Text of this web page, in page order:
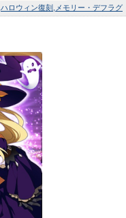
ハロウィン復刻 メモリー・デフラグ